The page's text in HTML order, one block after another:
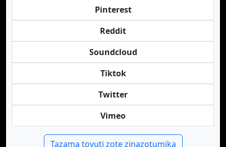
Pinterest
Reddit
Soundcloud
Tiktok
Twitter
Vimeo
Tazama tovuti zote zinazotumika